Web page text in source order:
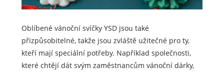
Oblíbené vánoční svíčky YSD jsou také
přizpůsobitelné, takže jsou zvláště užitečné pro ty,
kteří mají speciální potřeby. Například společnosti,
které chtějí dát svým zaměstnancům vánoční dárky,